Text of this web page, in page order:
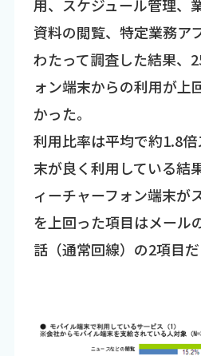
用、スケジュール管理、
資料の閲覧、特定業務ア
わたって調査した結果、
ォン端末からの利用が上
かった。
利用比率は平均で約1.8
末が良く利用している結
ィーチャーフォン端末が
を上回った項目はメール
話（通常回線）の2項目だ